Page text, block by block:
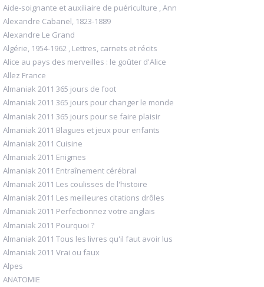
Aide-soignante et auxiliaire de puériculture , Ann
Alexandre Cabanel, 1823-1889
Alexandre Le Grand
Algérie, 1954-1962 , Lettres, carnets et récits
Alice au pays des merveilles : le goûter d'Alice
Allez France
Almaniak 2011 365 jours de foot
Almaniak 2011 365 jours pour changer le monde
Almaniak 2011 365 jours pour se faire plaisir
Almaniak 2011 Blagues et jeux pour enfants
Almaniak 2011 Cuisine
Almaniak 2011 Enigmes
Almaniak 2011 Entraînement cérébral
Almaniak 2011 Les coulisses de l'histoire
Almaniak 2011 Les meilleures citations drôles
Almaniak 2011 Perfectionnez votre anglais
Almaniak 2011 Pourquoi ?
Almaniak 2011 Tous les livres qu'il faut avoir lus
Almaniak 2011 Vrai ou faux
Alpes
ANATOMIE